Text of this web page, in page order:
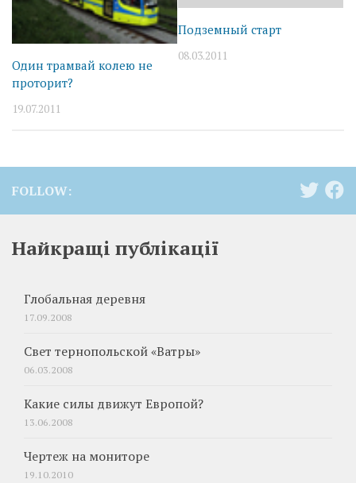
Один трамвай колею не
проторит?
19.07.2011
Подземный старт
08.03.2011
FOLLOW:
Найкращі публікації
Глобальная деревня
17.09.2008
Свет тернопольской «Ватры»
06.03.2008
Какие силы движут Европой?
13.06.2008
Чертеж на мониторе
19.10.2010